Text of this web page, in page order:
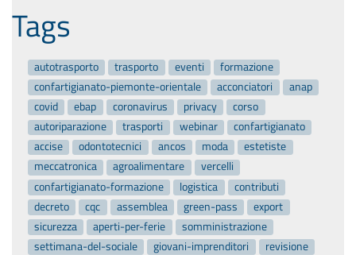
Tags
autotrasporto trasporto eventi
formazione
confartigianato-piemonte-orientale
acconciatori
anap
covid
ebap coronavirus privacy
corso
autoriparazione
trasporti webinar
confartigianato
accise
odontotecnici ancos moda
estetiste
meccatronica
agroalimentare
vercelli
confartigianato-formazione
logistica
contributi
decreto
cqc assemblea green-pass
export
sicurezza
aperti-per-ferie
somministrazione
settimana-del-sociale
giovani-imprenditori
revisione